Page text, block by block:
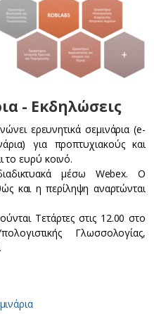
- Εκδηλώσεις
ερευνητικά σεμινάρια (e-
για προπτυχιακούς και
το ευρύ κοινό.
μέσω Webex. Ο
και η περίληψη αναρτώνται
Τετάρτες στις 12.00 στο
Γλωσσολογίας,